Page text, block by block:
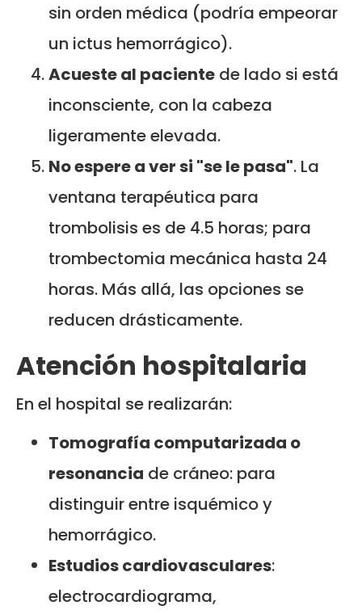
sin orden médica (podría empeorar
un ictus hemorrágico).
Acueste al paciente de lado si está
inconsciente, con la cabeza
ligeramente elevada.
No espere a ver si "se le pasa". La
ventana terapéutica para
trombolisis es de 4.5 horas; para
trombectomia mecánica hasta 24
horas. Más allá, las opciones se
reducen drásticamente.
Atención hospitalaria
En el hospital se realizarán:
Tomografía computarizada o
resonancia de cráneo: para
distinguir entre isquémico y
hemorrágico.
Estudios cardiovasculares:
electrocardiograma,